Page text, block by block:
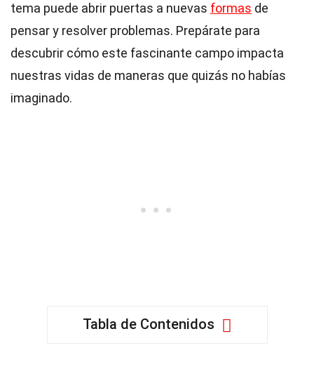
tema puede abrir puertas a nuevas formas de
pensar y resolver problemas. Prepárate para
descubrir cómo este fascinante campo impacta
nuestras vidas de maneras que quizás no habías
imaginado.
Tabla de Contenidos